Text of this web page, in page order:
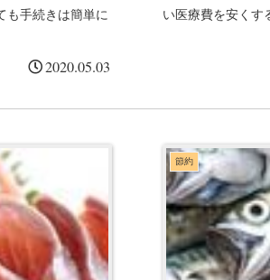
も手続きは簡単に
2020.05.03
い医療費を安くす
節約